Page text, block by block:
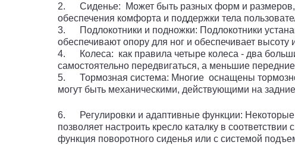
2. Сиденье: Может быть разных форм и размеров,
обеспечения комфорта и поддержки тела
3. Подлокотники и подножки: Подлокотники
обеспечивают опору для ног и обеспечивает высоту
4. Колеса: как правила четыре колеса - два
самостоятельно передвигаться, а меньшие
5. Тормозная система: Многие оснащены тормозной
могут быть механическими, действующими на
6. Регулировки и адаптивные функции: Некоторые
позволяет настроить кресло каталку в
функция поворотного сиденья или с системой